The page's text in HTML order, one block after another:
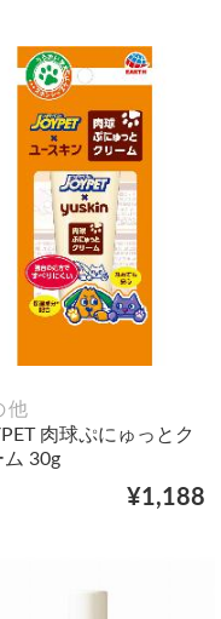
他
肉球ぷにゅっとク
ム 30g
¥1,188